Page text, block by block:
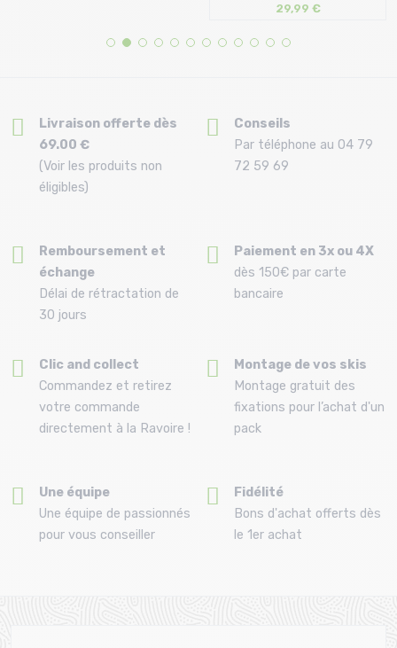
Taille en stock
29,99 €
Livraison offerte dès
69.00 €
(Voir les produits non
éligibles)
Conseils
Par téléphone au 04 79
72 59 69
Remboursement et
échange
Délai de rétractation de
30 jours
Paiement en 3x ou 4X
dès 150€ par carte
bancaire
Clic and collect
Commandez et retirez
votre commande
directement à la Ravoire !
Montage de vos skis
Montage gratuit des
fixations pour l’achat d'un
pack
Une équipe
Une équipe de passionnés
pour vous conseiller
Fidélité
Bons d'achat offerts dès
le 1er achat